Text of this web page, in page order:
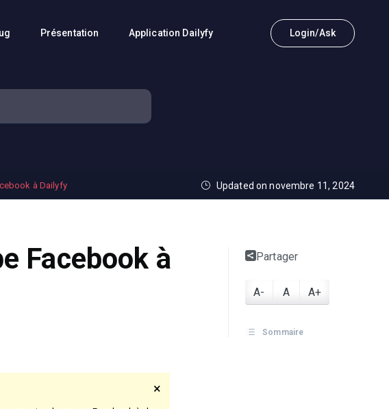
Présentation Application Dailyfy Login/Ask
à Dailyfy Updated on novembre 11, 2024
Facebook à
×
Partager
A- A A+
Sommaire